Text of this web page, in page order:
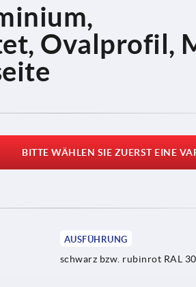
Ovalprofil,
BITTE WÄHLEN SIE ZUERST EINE
AUSFÜHRUNG
schwarz bzw. rubinrot RAL